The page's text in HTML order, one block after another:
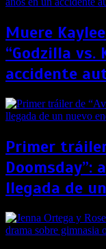
Muere
“Godzilla vs.
accidente
Primer
Doomsday”:
llegada de